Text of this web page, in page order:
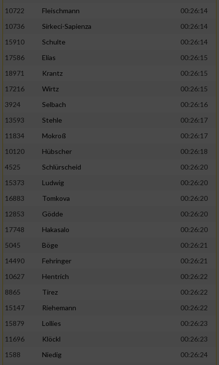
10722
Fleischmann
00:26:14
10736
Sirkeci-Sapienza
00:26:14
15910
Schulte
00:26:14
17586
Elias
00:26:15
18971
Krantz
00:26:15
17216
Wirtz
00:26:15
3924
Selbach
00:26:16
13593
Stehle
00:26:17
11834
Mokroß
00:26:17
10120
Hübscher
00:26:18
4525
Schlürscheid
00:26:20
15373
Ludwig
00:26:20
16883
Tomkova
00:26:20
12853
Gödde
00:26:20
17748
Hakasalo
00:26:20
5045
Böge
00:26:21
14490
Fehringer
00:26:21
10627
Hentrich
00:26:22
8865
Tirez
00:26:22
15147
Riehemann
00:26:22
15879
Lollies
00:26:23
11696
Klöckl
00:26:23
1588
Niedig
00:26:24